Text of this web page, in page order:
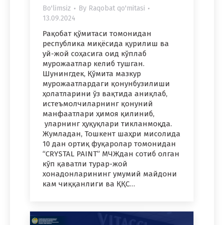
Bo'limsiz By Raqobat qo'mitasi
13.09.2024
Рақобат қўмитаси томонидан
республика миқёсида қурилиш ва
уй-жой соҳасига оид кўплаб
мурожаатлар келиб тушган.
Шунингдек, Қўмита мазкур
мурожаатлардаги қонунбузилиши
ҳолатларини ўз вақтида аниқлаб,
истеъмолчиларнинг қонуний
манфаатлари ҳимоя қилиниб,
уларнинг ҳуқуқлари тикланмоқда.
Жумладан, Тошкент шаҳри мисолида
10 дан ортиқ фуқаролар томонидан
“CRYSTAL PAINT” МЧЖдан сотиб олган
кўп қаватли турар-жой
хонадонларининг умумий майдони
кам чиққанлиги ва ҚҚС…